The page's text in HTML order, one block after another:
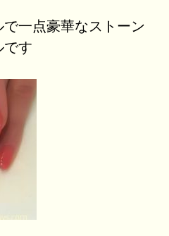
一点豪華なストーン
です